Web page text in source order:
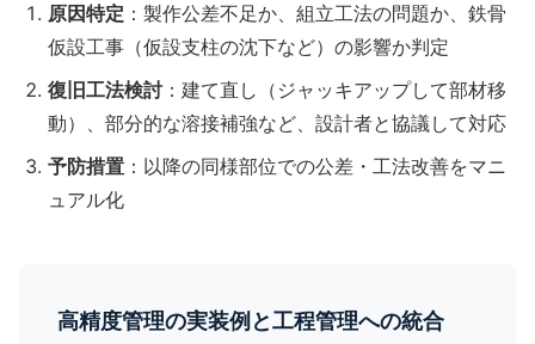
原因特定 ：製作公差不足か、組立工法の問題か、 鉄骨
仮設工事 （仮設支柱の沈下など）の影響か判定
復旧工法検討： 建て直し （ジャッキアップして部材移
動）、部分的な溶接補強など、設計者と協議して対応
予防措置 ：以降の同様部位での公差・工法改善をマニ
ュアル化
高精度管理の実装例と工程管理への統合